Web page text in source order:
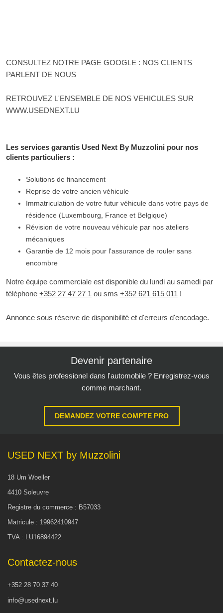
CONSULTEZ NOTRE PAGE GOOGLE : NOS CLIENTS
PARLENT DE NOUS
RETROUVEZ L'ENSEMBLE DE NOS VEHICULES SUR
WWW.USEDNEXT.LU
Les services garantis Used Next By Muzzolini pour nos
clients particuliers :
Solutions de financement
Reprise de votre ancien véhicule
Immatriculation de votre futur véhicule dans votre pays de
résidence (Luxembourg, France et Belgique)
Révision de votre nouveau véhicule par nos ateliers
mécaniques
Garantie de 12 mois pour l'assurance de rouler sans
encombre
Notre équipe commerciale est disponible du lundi au samedi par
téléphone +352 27 47 27 1 ou sms +352 621 615 011 !
Annonce sous réserve de disponibilité et d'erreurs d'encodage.
Devenir partenaire
Vous êtes professionel dans l'automobile ? Enregistrez-vous
comme marchant.
DEMANDEZ VOTRE COMPTE PRO
USED NEXT by Muzzolini
18 Um Woeller
4410 Soleuvre
Registre du commerce : B57033
Matricule : 19962410947
TVA : LU16894422
Contactez-nous
+352 28 70 37 40
info@usednext.lu